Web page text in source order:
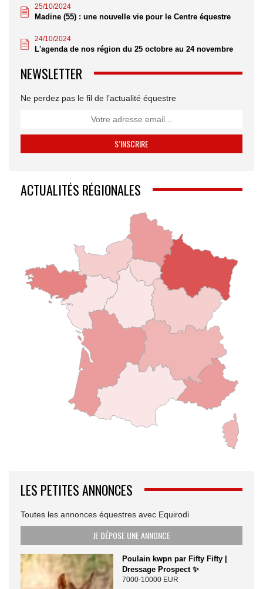
25/10/2024
Madine (55) : une nouvelle vie pour le Centre équestre
24/10/2024
L'agenda de nos région du 25 octobre au 24 novembre
NEWSLETTER
Ne perdez pas le fil de l’actualité équestre
ACTUALITÉS RÉGIONALES
LES PETITES ANNONCES
Toutes les annonces équestres avec Equirodi
JE DÉPOSE UNE ANNONCE
Poulain kwpn par Fifty Fifty |
Dressage Prospect ✨️
7000-10000 EUR